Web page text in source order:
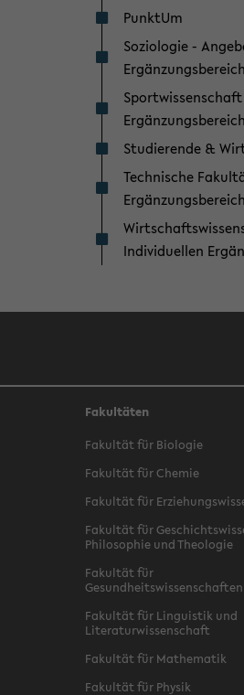
PunktUm
Soziologie -
Ergänzungsbereich
Ergänzungsbereich
Studierende &
Technische
Ergänzungsbereich
Individuellen
Fakultäten
Fakultät für Biologie
Fakultät für Chemie
Fakultät für
Fakultät für
Philosophie und Theologie
Fakultät für
Gesundheitswissenschaften
Fakultät für Linguistik und
Literaturwissenschaft
Fakultät für Mathematik
Fakultät für Physik